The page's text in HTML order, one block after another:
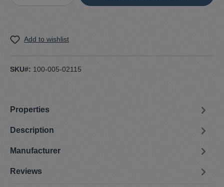
Add to wishlist
SKU#: 100-005-02115
Properties
Description
Manufacturer
Reviews